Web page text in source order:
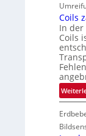
l
i
t
r
i
n
Coils
In der
Coils